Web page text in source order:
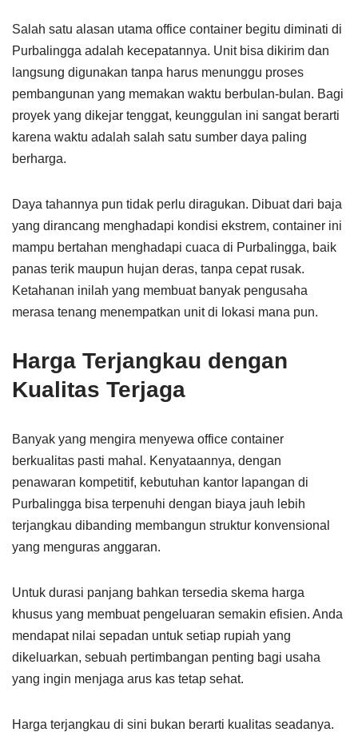
Salah satu alasan utama office container begitu diminati di
Purbalingga adalah kecepatannya. Unit bisa dikirim dan
langsung digunakan tanpa harus menunggu proses
pembangunan yang memakan waktu berbulan-bulan. Bagi
proyek yang dikejar tenggat, keunggulan ini sangat berarti
karena waktu adalah salah satu sumber daya paling
berharga.
Daya tahannya pun tidak perlu diragukan. Dibuat dari baja
yang dirancang menghadapi kondisi ekstrem, container ini
mampu bertahan menghadapi cuaca di Purbalingga, baik
panas terik maupun hujan deras, tanpa cepat rusak.
Ketahanan inilah yang membuat banyak pengusaha
merasa tenang menempatkan unit di lokasi mana pun.
Harga Terjangkau dengan
Kualitas Terjaga
Banyak yang mengira menyewa office container
berkualitas pasti mahal. Kenyataannya, dengan
penawaran kompetitif, kebutuhan kantor lapangan di
Purbalingga bisa terpenuhi dengan biaya jauh lebih
terjangkau dibanding membangun struktur konvensional
yang menguras anggaran.
Untuk durasi panjang bahkan tersedia skema harga
khusus yang membuat pengeluaran semakin efisien. Anda
mendapat nilai sepadan untuk setiap rupiah yang
dikeluarkan, sebuah pertimbangan penting bagi usaha
yang ingin menjaga arus kas tetap sehat.
Harga terjangkau di sini bukan berarti kualitas seadanya.